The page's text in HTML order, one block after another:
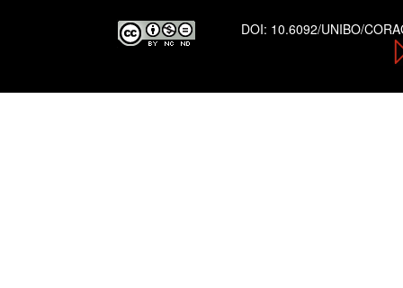
DOI: 10.6092/UNIBO/